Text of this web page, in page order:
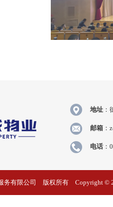
地址 ：
邮箱 ：
电话 ：
务有限公司 版权所有 Copyright ©